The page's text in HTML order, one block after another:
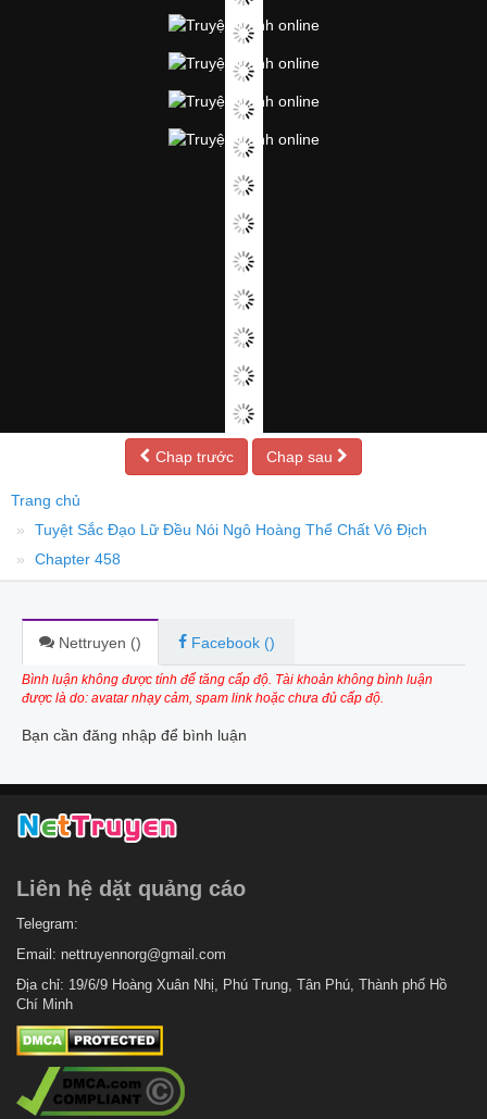
Chap trước Chap sau
Trang chủ
Tuyệt Sắc Đạo Lữ Đều Nói Ngô Hoàng Thể Chất Vô Địch
Chapter 458
Nettruyen () Facebook ()
Bình luận không được tính để tăng cấp độ. Tài khoản không bình luận
được là do: avatar nhạy cảm, spam link hoặc chưa đủ cấp độ.
Bạn cần đăng nhập để bình luận
Liên hệ dặt quảng cáo
Telegram:
Email: nettruyennorg@gmail.com
Địa chỉ: 19/6/9 Hoàng Xuân Nhị, Phú Trung, Tân Phú, Thành phố Hồ
Chí Minh